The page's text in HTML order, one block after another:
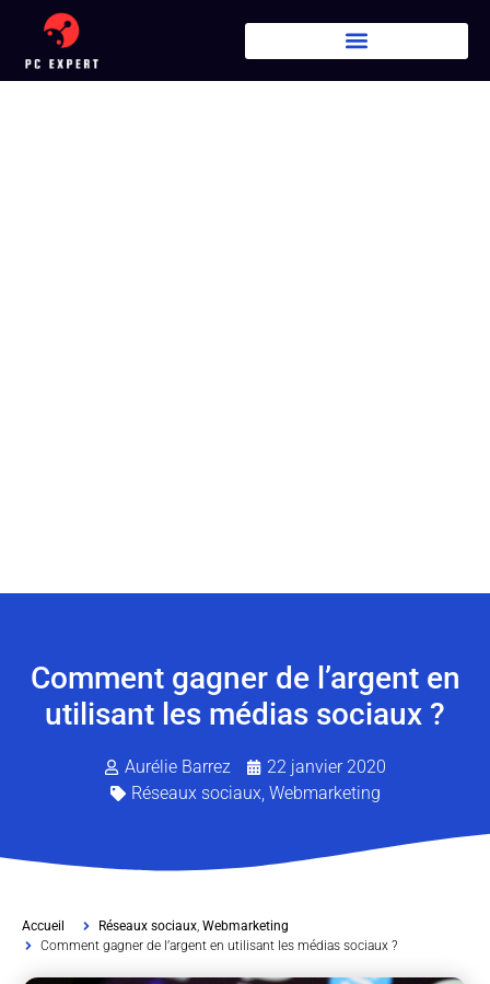
Comment gagner de l’argent en
utilisant les médias sociaux ?
Aurélie Barrez
22 janvier 2020
Réseaux sociaux Webmarketing
Accueil Réseaux sociaux, Webmarketing
Comment gagner de l’argent en utilisant les médias sociaux ?